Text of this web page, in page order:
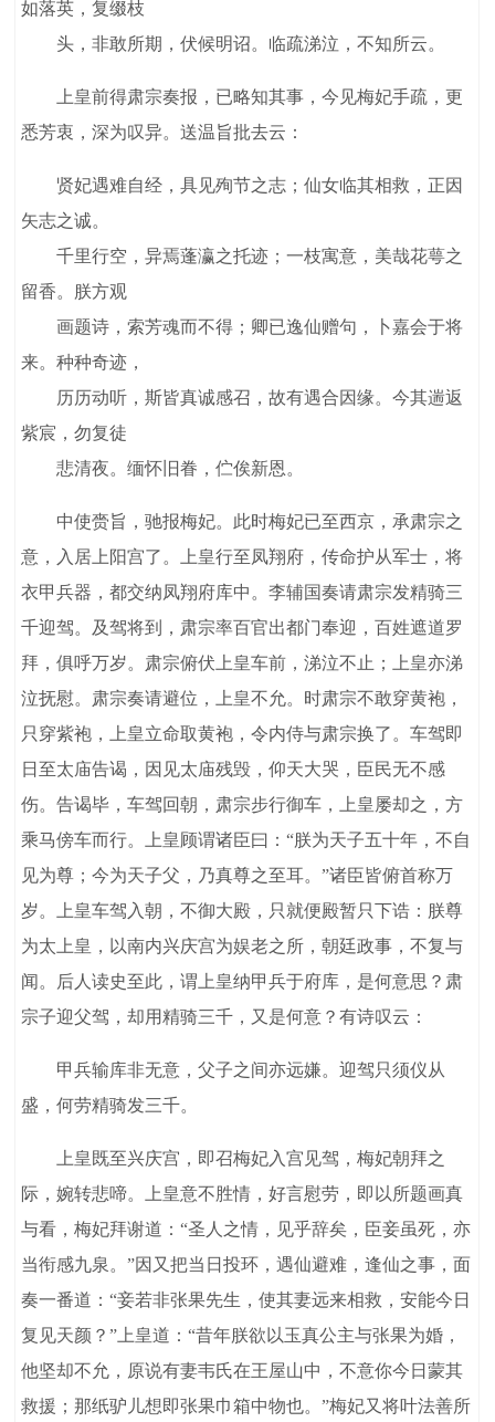
如落英，复缀枝
头，非敢所期，伏候明诏。临疏涕泣，不知所云。
上皇前得肃宗奏报，已略知其事，今见梅妃手疏，更
悉芳衷，深为叹异。送温旨批去云：
贤妃遇难自经，具见殉节之志；仙女临其相救，正因
矢志之诚。
千里行空，异焉蓬瀛之托迹；一枝寓意，美哉花萼之
留香。朕方观
画题诗，索芳魂而不得；卿已逸仙赠句，卜嘉会于将
来。种种奇迹，
历历动听，斯皆真诚感召，故有遇合因缘。今其遄返
紫宸，勿复徒
悲清夜。缅怀旧眷，伫俟新恩。
中使赍旨，驰报梅妃。此时梅妃已至西京，承肃宗之
意，入居上阳宫了。上皇行至凤翔府，传命护从军士，将
衣甲兵器，都交纳凤翔府库中。李辅国奏请肃宗发精骑三
千迎驾。及驾将到，肃宗率百官出都门奉迎，百姓遮道罗
拜，俱呼万岁。肃宗俯伏上皇车前，涕泣不止；上皇亦涕
泣抚慰。肃宗奏请避位，上皇不允。时肃宗不敢穿黄袍，
只穿紫袍，上皇立命取黄袍，令内侍与肃宗换了。车驾即
日至太庙告谒，因见太庙残毁，仰天大哭，臣民无不感
伤。告谒毕，车驾回朝，肃宗步行御车，上皇屡却之，方
乘马傍车而行。上皇顾谓诸臣曰：“朕为天子五十年，不自
见为尊；今为天子父，乃真尊之至耳。”诸臣皆俯首称万
岁。上皇车驾入朝，不御大殿，只就便殿暂只下诰：朕尊
为太上皇，以南内兴庆宫为娱老之所，朝廷政事，不复与
闻。后人读史至此，谓上皇纳甲兵于府库，是何意思？肃
宗子迎父驾，却用精骑三千，又是何意？有诗叹云：
甲兵输库非无意，父子之间亦远嫌。迎驾只须仪从
盛，何劳精骑发三千。
上皇既至兴庆宫，即召梅妃入宫见驾，梅妃朝拜之
际，婉转悲啼。上皇意不胜情，好言慰劳，即以所题画真
与看，梅妃拜谢道：“圣人之情，见乎辞矣，臣妾虽死，亦
当衔感九泉。”因又把当日投环，遇仙避难，逢仙之事，面
奏一番道：“妾若非张果先生，使其妻远来相救，安能今日
复见天颜？”上皇道：“昔年朕欲以玉真公主与张果为婚，
他坚却不允，原说有妻韦氏在王屋山中，不意你今日蒙其
救援；那纸驴儿想即张果巾箱中物也。”梅妃又将叶法善所